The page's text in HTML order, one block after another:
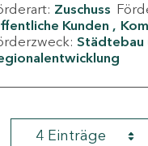
Zuschuss
Kunden
Städtebau
4 Einträge